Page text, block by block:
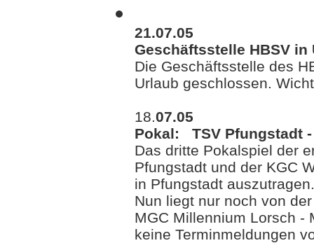
21.07.05
Geschäftsstelle HBSV in
Die Geschäftsstelle des
Urlaub geschlossen.
18.07.05
Pokal: TSV Pfungstadt -
Das dritte Pokalspiel der
Pfungstadt und der KGC
in Pfungstadt auszutragen.
Nun liegt nur noch von
MGC Millennium Lorsch -
keine Terminmeldungen